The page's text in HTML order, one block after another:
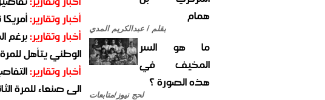
همام
بقلم / عبدالكريم المدي
ما هو السر
المخيف في
هذه الصورة ؟
لحج نيوز/متابعات
أخبار وتقارير:
أخبار وتقارير:برغم
الوطني يتأهل
أخبار وتقارير:
الى صنعاء للمرة